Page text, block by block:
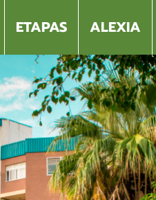
ETAPAS ALEXIA